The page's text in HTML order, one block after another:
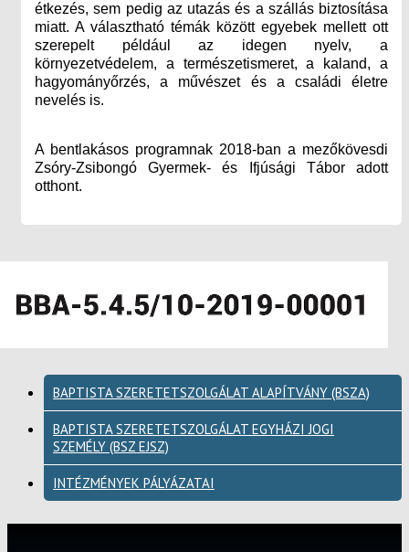
étkezés, sem pedig az utazás és a szállás biztosítása
miatt. A választható témák között egyebek mellett ott
szerepelt például az idegen nyelv, a
környezetvédelem, a természetismeret, a kaland, a
hagyományőrzés, a művészet és a családi életre
nevelés is.
A bentlakásos programnak 2018-ban a mezőkövesdi
Zsóry-Zsibongó Gyermek- és Ifjúsági Tábor adott
otthont.
BAPTISTA SZERETETSZOLGÁLAT ALAPÍTVÁNY (BSZA)
BAPTISTA SZERETETSZOLGÁLAT EGYHÁZI JOGI
SZEMÉLY (BSZ EJSZ)
INTÉZMÉNYEK PÁLYÁZATAI